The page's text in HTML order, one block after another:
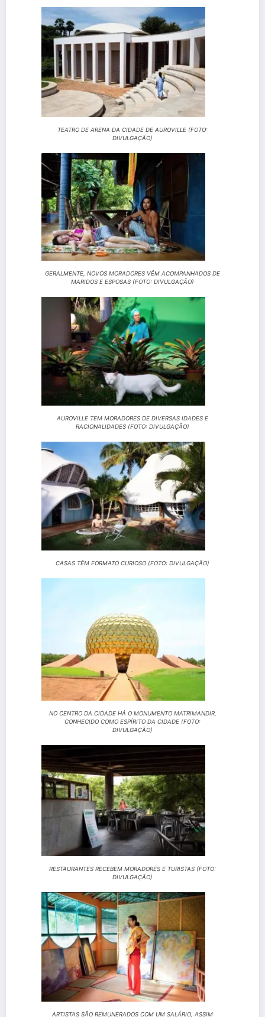
TEATRO DE ARENA DA CIDADE DE AUROVILLE (FOTO:
DIVULGAÇÃO)
GERALMENTE, NOVOS MORADORES VÊM ACOMPANHADOS DE
MARIDOS E ESPOSAS (FOTO: DIVULGAÇÃO)
AUROVILLE TEM MORADORES DE DIVERSAS IDADES E
RACIONALIDADES (FOTO: DIVULGAÇÃO)
CASAS TÊM FORMATO CURIOSO (FOTO: DIVULGAÇÃO)
NO CENTRO DA CIDADE HÁ O MONUMENTO MATRIMANDIR,
CONHECIDO COMO ESPÍRITO DA CIDADE (FOTO:
DIVULGAÇÃO)
RESTAURANTES RECEBEM MORADORES E TURISTAS (FOTO:
DIVULGAÇÃO)
ARTISTAS SÃO REMUNERADOS COM UM SALÁRIO, ASSIM